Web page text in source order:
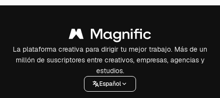
La plataforma creativa para dirigir tu mejor trabajo. Más de un
millón de suscriptores entre creativos, empresas, agencias y
estudios.
Español